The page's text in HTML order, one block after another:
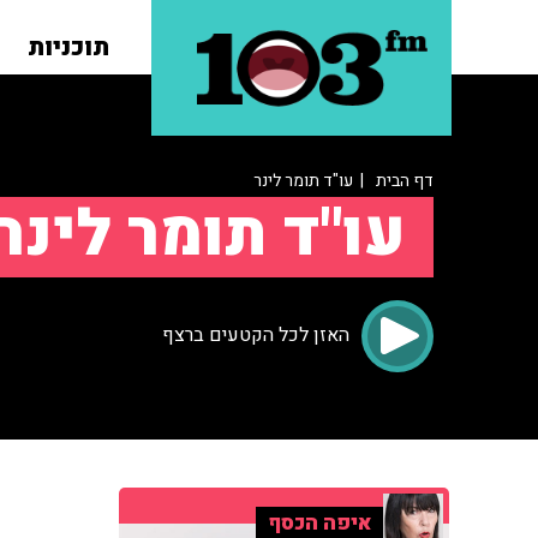
תוכניות
דף הבית | עו"ד תומר לינר
עו"ד תומר
האזן לכל הקטעים ברצף
איפה הכסף